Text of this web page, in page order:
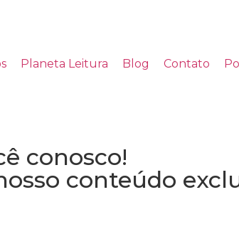
Planeta Leitura Blog Contato
conosco!
conteúdo